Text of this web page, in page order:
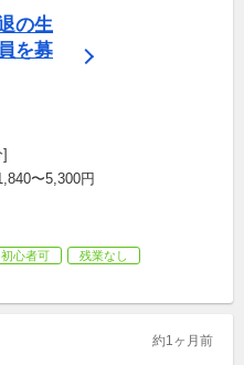
の生
を募
〜5,300円
心者可
残業なし
約1ヶ月前